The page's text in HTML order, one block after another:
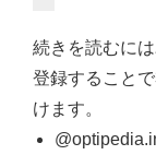
続きを読むに
登録すること
けます。